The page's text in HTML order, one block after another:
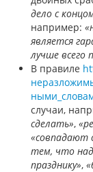
дело с
например:
является
лучше всего
В правиле
случаи,
сделать»,
«совпадают
тем, что
празднику»,